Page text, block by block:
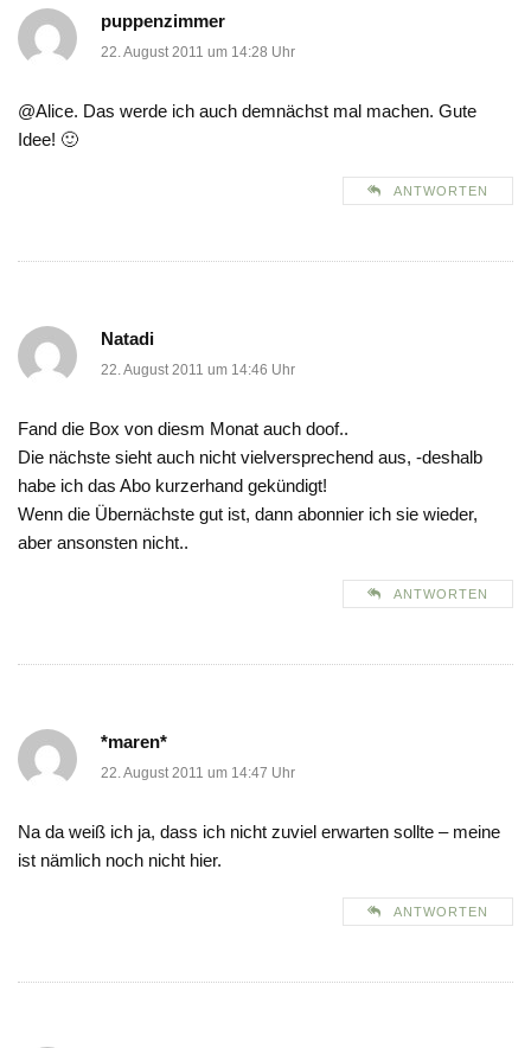
puppenzimmer
22. August 2011 um 14:28 Uhr
@Alice. Das werde ich auch demnächst mal machen. Gute
Idee! 🙂
ANTWORTEN
Natadi
22. August 2011 um 14:46 Uhr
Fand die Box von diesm Monat auch doof..
Die nächste sieht auch nicht vielversprechend aus, -deshalb
habe ich das Abo kurzerhand gekündigt!
Wenn die Übernächste gut ist, dann abonnier ich sie wieder,
aber ansonsten nicht..
ANTWORTEN
*maren*
22. August 2011 um 14:47 Uhr
Na da weiß ich ja, dass ich nicht zuviel erwarten sollte – meine
ist nämlich noch nicht hier.
ANTWORTEN